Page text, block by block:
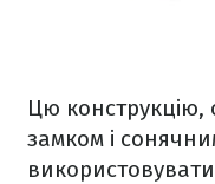
Цю
замком і